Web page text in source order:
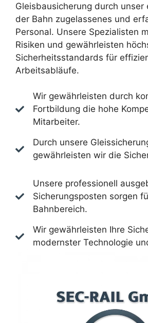
Gleisbausicherung durch unser
der Bahn zugelassenes und
Personal. Unsere Spezialisten
Risiken und gewährleisten
Sicherheitsstandards für
Arbeitsabläufe.
Wir gewährleisten durch
Fortbildung die hohe
Mitarbeiter.
Durch unsere
gewährleisten wir die
Unsere professionell
Sicherungsposten sorgen
Bahnbereich.
Wir gewährleisten Ihre
modernster Technologie